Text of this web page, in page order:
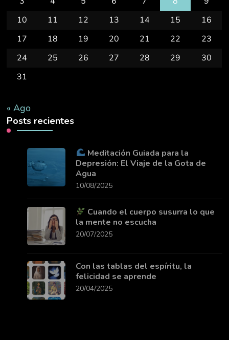
10
11 12 13 14 15
16
17
18 19 20 21 22
23
24
25 26 27 28 29
30
31
« Ago
Posts recientes
Meditación Guiada para la
Depresión: El Viaje de la Gota de
Agua
10/08/2025
Cuando el cuerpo susurra lo que
la mente no escucha
20/07/2025
Con las tablas del espíritu, la
felicidad se aprende
20/04/2025